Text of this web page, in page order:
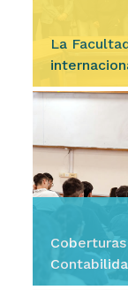
La
En la
Facultad le
académica